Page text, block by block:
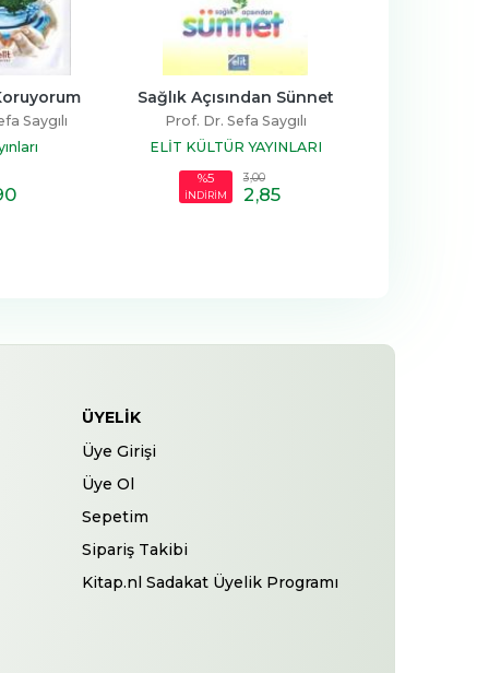
Saygılı
Sağlık Açısından Sünnet
Prof. Dr. Sefa Saygılı
ELİT KÜLTÜR YAYINLARI
%5
İNDİRİM
3,00
2,85
ÜYELIK
Üye Girişi
Üye Ol
Sepetim
Sipariş Takibi
Kitap.nl Sadakat Üyelik Programı